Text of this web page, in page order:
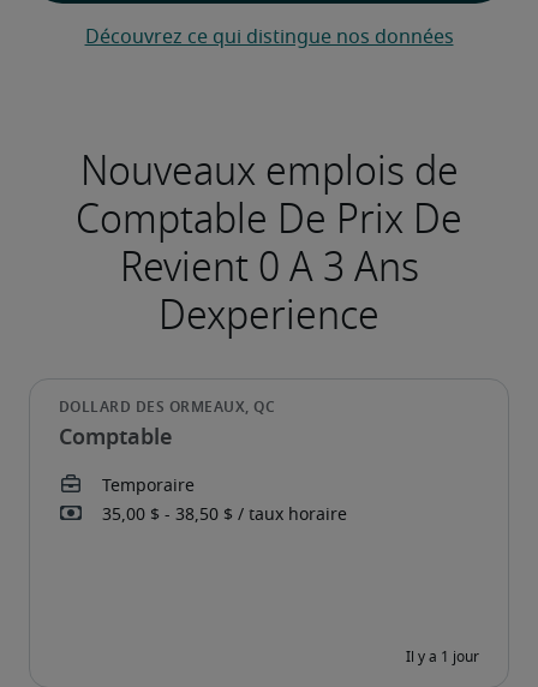
Découvrez ce qui distingue nos données
Nouveaux emplois de
Comptable De Prix De
Revient 0 A 3 Ans
Dexperience
Comptable